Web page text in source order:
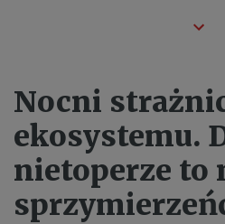
Nocni
ekosystemu.
nietoperze to